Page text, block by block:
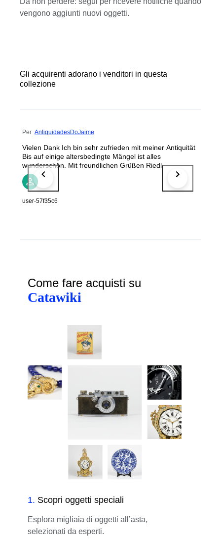
vengono aggiunti nuovi oggetti.
Gli acquirenti adorano i venditori in questa
collezione
Per AntiguidadesDoJaime
Vielen Dank Ich bin sehr zufrieden mit meiner Antiquität
Bis auf einige altersbedingte Mängel ist alles
wunderschön. Mit freundlichen Grüßen Riedl
user-57f35c6
Come fare acquisti su
Catawiki
1. Scopri oggetti speciali
Esplora migliaia di oggetti all’asta,
selezionati da esperti.